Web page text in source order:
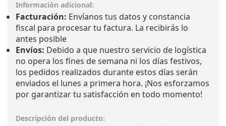
Facturación:Envíanos tus datos y constancia
fiscal para procesar tu factura. La recibirás lo
antes posible
Envíos:Debido a que nuestro servicio de logística
no opera los fines de semana ni los días festivos,
los pedidos realizados durante estos días serán
enviados el lunes a primera hora. ¡Nos esforzamos
por garantizar tu satisfacción en todo momento!
El CPU HP Pro 6300SFF con procesador Intel Core i3, 4 GB